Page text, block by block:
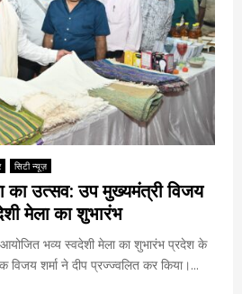
सिटी न्यूज़
का उत्सव: उप मुख्यमंत्री विजय
मेला का शुभारंभ
भव्य स्वदेशी मेला का शुभारंभ प्रदेश के
विजय शर्मा ने दीप प्रज्ज्वलित कर किया।...